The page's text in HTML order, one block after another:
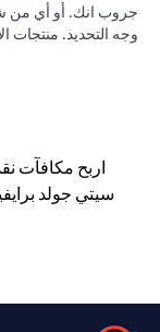
جروب انك. أو أي من
وجه التحديد. منتجات
السابق لمنتجات
محلية) على دراية
خسارة رأس المال عند
للمستثمرين. لا تتوفر
تخضع جميع الطلبات
منتجات الاستثمار
السعي للحصول على
اربح مكافآت
سيتي جولد